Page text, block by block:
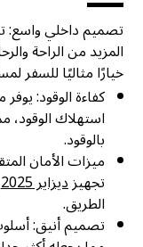
تصميم داخلي واسع:
خيارًا مثاليًا للسفر
كفاءة الوقود:
استهلاك الوقود،
بالوقود.
ميزات الأمان
تجهيزديزاير 2025
الطريق.